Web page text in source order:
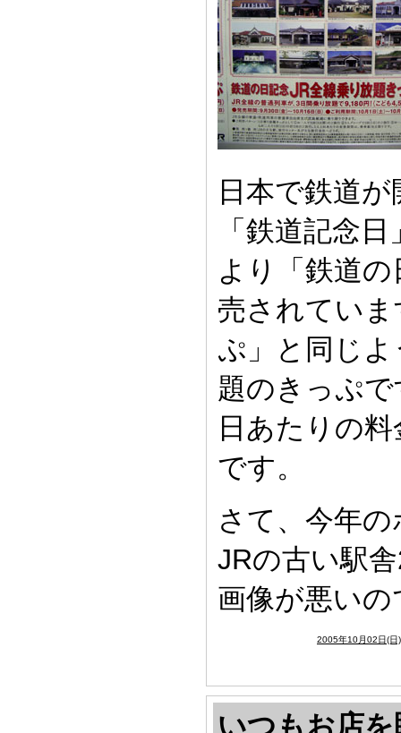
日本で鉄道
「鉄道記念
より「鉄道
売されてい
ぷ」と同じ
題のきっぷ
日あたりの
です。
さて、今年
JRの古い駅
画像が悪い
2005年10月02日(日
いつもお店